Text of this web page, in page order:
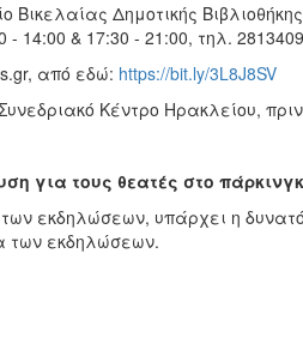
Βικελαίας Δημοτικής
14:00 & 17:30 - 21:00, τηλ.
από εδώ: https://bit.ly/3L8J8SV
Συνεδριακό Κέντρο Ηρακλείου,
για τους θεατές στο
εκδηλώσεων, υπάρχει η
των εκδηλώσεων.